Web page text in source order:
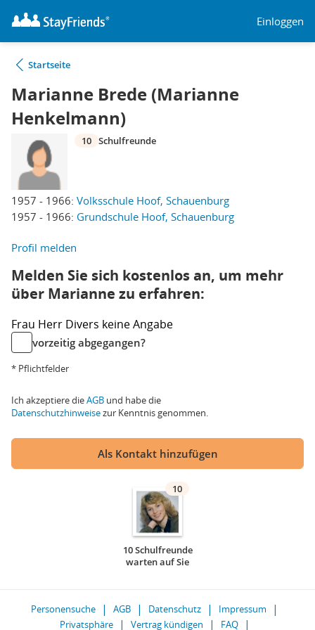
Einloggen
Startseite
Marianne Brede (Marianne
Henkelmann)
1957 - 1966: Volksschule Hoof, Schauenburg
1957 - 1966: Grundschule Hoof, Schauenburg
10 Schulfreunde
Profil melden
Melden Sie sich kostenlos an, um mehr
über Marianne zu erfahren:
Frau Herr Divers keine Angabe
vorzeitig abgegangen?
* Pflichtfelder
Ich akzeptiere dieAGB und habe die
Datenschutzhinweisezur Kenntnis genommen.
Als Kontakt hinzufügen
10
10 Schulfreunde
warten auf Sie
Personensuche AGB Datenschutz
Impressum
Privatsphäre
Vertrag kündigen FAQ